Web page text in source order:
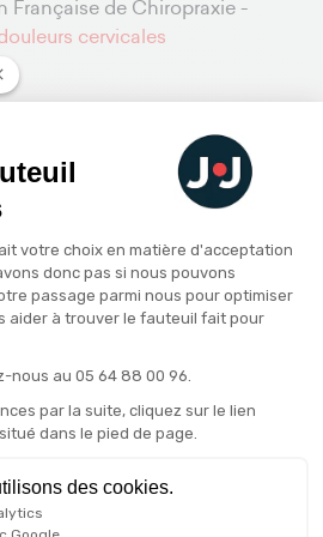
Française de Chiropraxie -
cervicales
de l'expert
bien réglé
soulager
Gestion du
votre choix en matière d'acceptation
donc pas si nous pouvons
passage parmi nous pour optimiser
aider à trouver le fauteuil fait pour
nous au 05 64 88 00 96.
par la suite, cliquez sur le lien
dans le pied de page.
des cookies.
consent